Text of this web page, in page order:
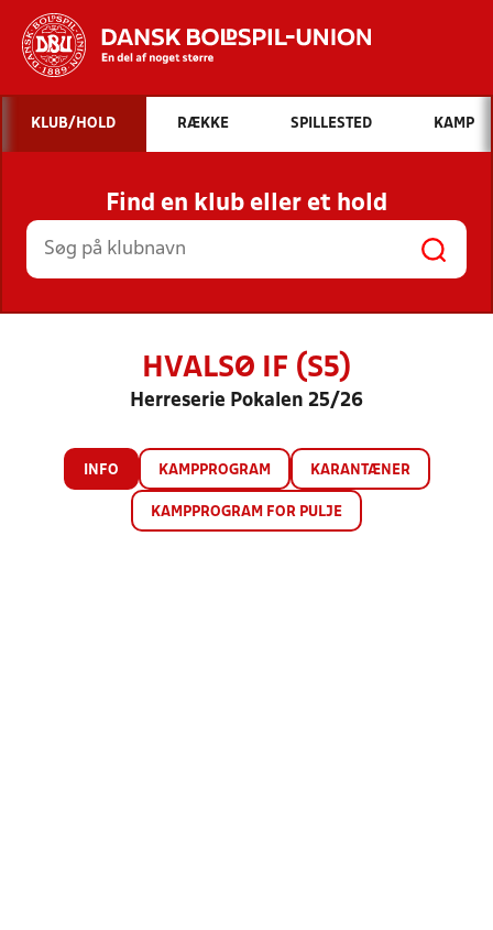
Hvad vil du søge efter?
INDHOLD OG NYHEDER
STILLINGER, RESULTATER, KLUBBER OG
HOLD
KLUB/HOLD RÆKKE SPILLESTED KAMP
Find en klub eller et hold
HVALSØ IF (S5)
Herreserie Pokalen 25/26
INFO KAMPPROGRAM KARANTÆNER
KAMPPROGRAM FOR PULJE